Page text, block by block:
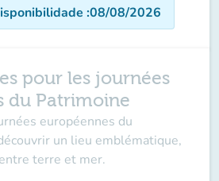
:08/08/2026
pour les journées
du Patrimoine
européennes du
un lieu emblématique,
terre et mer.